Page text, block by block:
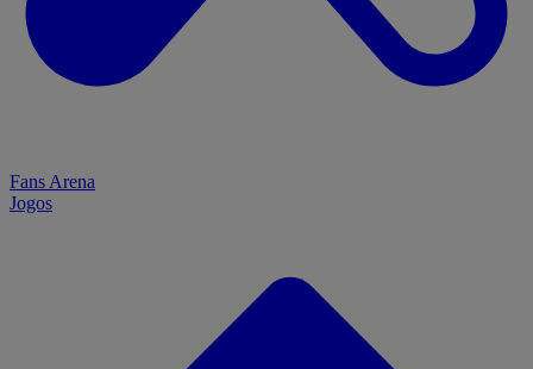
Fans Arena
Jogos